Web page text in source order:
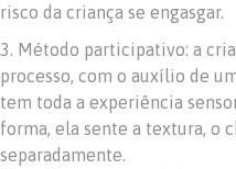
risco da criança se engasgar.
3. Método participativo: a
processo, com o auxílio de
tem toda a experiência
forma, ela sente a textura, o
separadamente.